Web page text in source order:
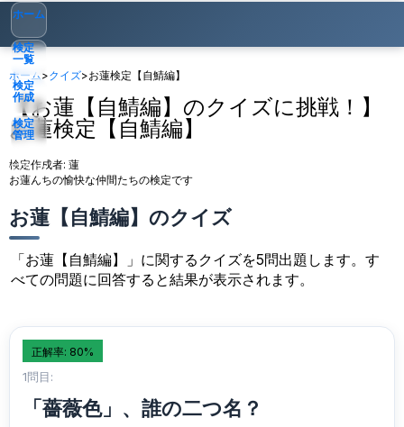
ホーム
検定
一覧
検定
作成
検定
管理
ゲスト▾
ホーム>クイズ>お蓮検定【自鯖編】
【お蓮【自鯖編】のクイズに挑戦！】
お蓮検定【自鯖編】
検定作成者: 蓮
お蓮んちの愉快な仲間たちの検定です
お蓮【自鯖編】のクイズ
「お蓮【自鯖編】」に関するクイズを5問出題します。す
べての問題に回答すると結果が表示されます。
正解率: 80%
1問目:
「薔薇色」、誰の二つ名？